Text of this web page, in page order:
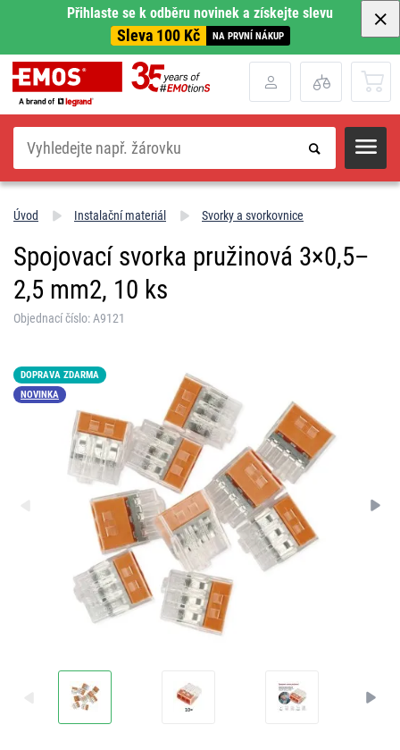
Přihlaste se k odběru novinek a získejte slevu
Sleva 100 Kč NA PRVNÍ NÁKUP
Hledat
Úvod Instalační materiál Svorky a svorkovnice
Spojovací svorka pružinová 3×0,5–
2,5 mm2, 10 ks
Objednací číslo: A9121
DOPRAVA ZDARMA
NOVINKA